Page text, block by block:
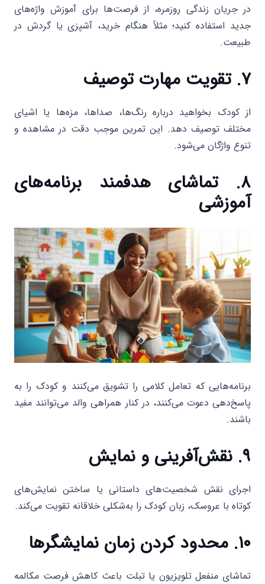
در جریان زندگی روزمره، از فرصت‌ها برای آموزش واژه‌های
جدید استفاده کنید؛ مثلاً هنگام خرید، آشپزی یا گردش در
طبیعت.
۷. تقویت مهارت توصیف
از کودک بخواهید درباره رنگ‌ها، صداها، مزه‌ها یا اشیای
مختلف توصیف دهد. این تمرین موجب دقت در مشاهده و
تنوع واژگان می‌شود.
۸. تماشای هدفمند برنامه‌های
آموزشی
برنامه‌هایی که تعامل کلامی را تشویق می‌کنند و کودک را به
پاسخ‌دهی دعوت می‌کنند، در کنار همراهی والد می‌توانند مفید
باشند.
۹. نقش‌آفرینی و نمایش
اجرای نقش شخصیت‌های داستانی یا ساختن نمایش‌های
کوتاه با عروسک، زبان کودک را به‌شکلی خلاقانه تقویت می‌کند.
۱۰. محدود کردن زمان نمایشگرها
تماشای منفعل تلویزیون یا تبلت باعث کاهش فرصت مکالمه